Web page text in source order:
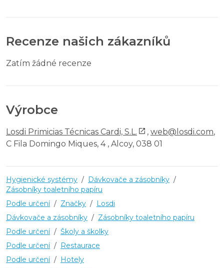
Recenze našich zákazníků
Zatím žádné recenze
Výrobce
Losdi Primicias Técnicas Cardi, S.L. , web@losdi.com,
C Fila Domingo Miques, 4 , Alcoy, 038 01
Hygienické systémy / Dávkovače a zásobníky /
Zásobníky toaletního papíru
Podle určení / Značky / Losdi
Dávkovače a zásobníky / Zásobníky toaletního papíru
Podle určení / Školy a školky
Podle určení / Restaurace
Podle určení / Hotely